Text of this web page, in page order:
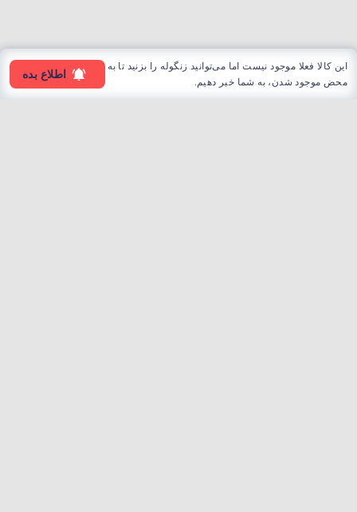
این کالا فعلا موجود نیست اما می‌توانید زنگوله را بزنید تا به
محض موجود شدن، به شما خبر دهیم.
اطلاع بده